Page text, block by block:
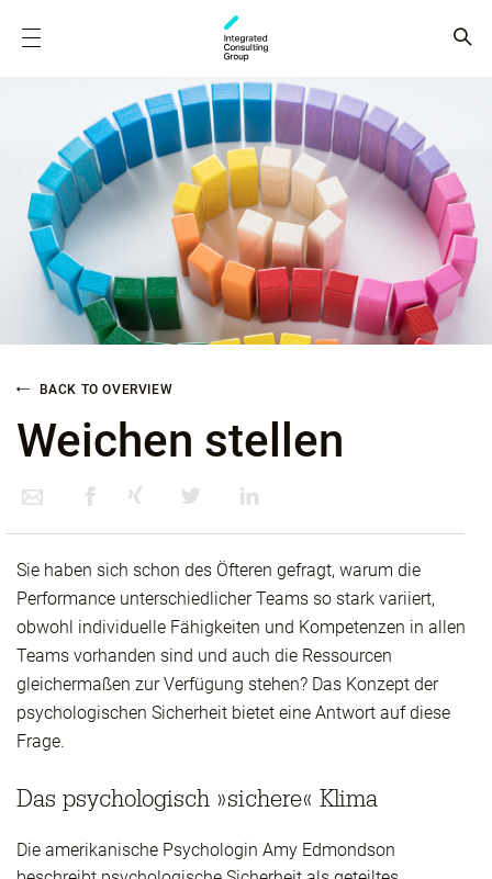
BACK TO OVERVIEW
Weichen stellen
Sie haben sich schon des Öfteren gefragt, warum die
Performance unterschiedlicher Teams so stark variiert,
obwohl individuelle Fähigkeiten und Kompetenzen in allen
Teams vorhanden sind und auch die Ressourcen
gleichermaßen zur Verfügung stehen? Das Konzept der
psychologischen Sicherheit bietet eine Antwort auf diese
Frage.
Das psychologisch »sichere« Klima
Die amerikanische Psychologin Amy Edmondson